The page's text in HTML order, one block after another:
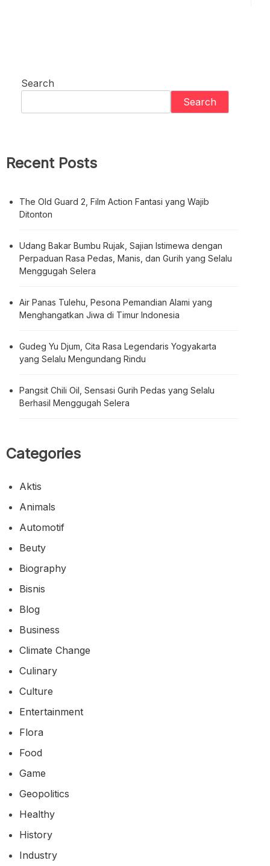
Search
Search
Recent Posts
The Old Guard 2, Film Action Fantasi yang Wajib
Ditonton
Udang Bakar Bumbu Rujak, Sajian Istimewa dengan
Perpaduan Rasa Pedas, Manis, dan Gurih yang Selalu
Menggugah Selera
Air Panas Tulehu, Pesona Pemandian Alami yang
Menghangatkan Jiwa di Timur Indonesia
Gudeg Yu Djum, Cita Rasa Legendaris Yogyakarta
yang Selalu Mengundang Rindu
Pangsit Chili Oil, Sensasi Gurih Pedas yang Selalu
Berhasil Menggugah Selera
Categories
Aktis
Animals
Automotif
Beuty
Biography
Bisnis
Blog
Business
Climate Change
Culinary
Culture
Entertainment
Flora
Food
Game
Geopolitics
Healthy
History
Industry